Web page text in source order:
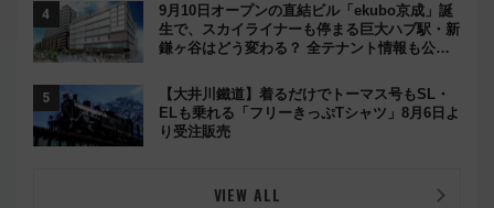
9月10日オープンの直結ビル「ekubo京成」誕
生で、スカイライナーも停まる巨大ハブ駅・新
鎌ヶ谷はどう変わる？ 全テナント情報も公
【大井川鐵道】着るだけでトーマス号もSL・
ELも乗れる「フリーきっぷTシャツ」8月6日よ
り受注販売
VIEW ALL